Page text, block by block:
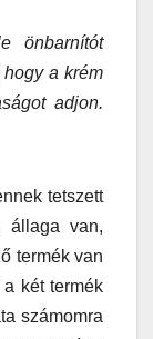
önbarnítót
a krém
adjon.
tetszett
állaga van,
termék van
két termék
számomra